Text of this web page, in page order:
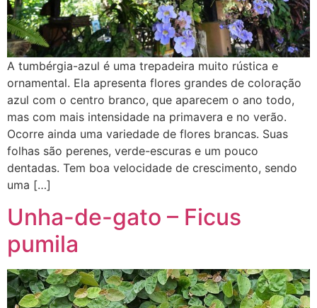
A tumbérgia-azul é uma trepadeira muito rústica e
ornamental. Ela apresenta flores grandes de coloração
azul com o centro branco, que aparecem o ano todo,
mas com mais intensidade na primavera e no verão.
Ocorre ainda uma variedade de flores brancas. Suas
folhas são perenes, verde-escuras e um pouco
dentadas. Tem boa velocidade de crescimento, sendo
uma […]
Unha-de-gato – Ficus
pumila